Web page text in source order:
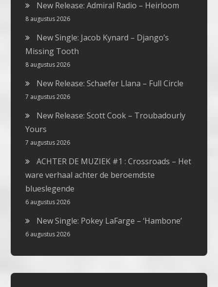
New Release: Admiral Radio – Heirloom
8 augustus 2026
New Single: Jacob Kynard – Django’s
Missing Tooth
8 augustus 2026
New Release: Schaefer Llana – Full Circle
7 augustus 2026
New Release: Scott Cook – Troubadourly
Yours
7 augustus 2026
ACHTER DE MUZIEK #1 : Crossroads – Het
ware verhaal achter de beroemdste
blueslegende
6 augustus 2026
New Single: Pokey LaFarge – ‘Hambone’
6 augustus 2026